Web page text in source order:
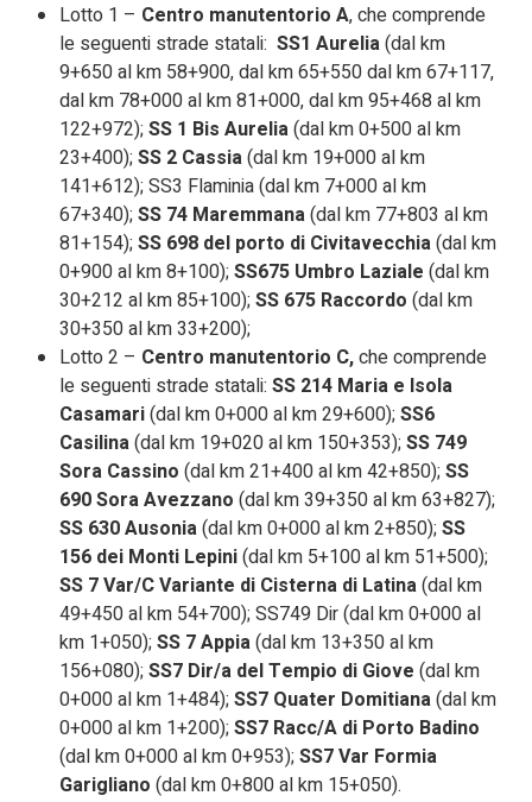
Lotto 1 – Centro manutentorio A, che comprende
le seguenti strade statali: SS1 Aurelia(dal km
9+650 al km 58+900, dal km 65+550 dal km 67+117,
dal km 78+000 al km 81+000, dal km 95+468 al km
122+972);SS 1 Bis Aurelia(dal km 0+500 al km
23+400);SS 2 Cassia(dal km 19+000 al km
141+612); SS3 Flaminia (dal km 7+000 al km
67+340);SS 74 Maremmana(dal km 77+803 al km
81+154);SS 698 del porto di Civitavecchia(dal km
0+900 al km 8+100);SS675 Umbro Laziale (dal km
30+212 al km 85+100);SS 675 Raccordo (dal km
30+350 al km 33+200);
Lotto 2 – Centro manutentorio C,che comprende
le seguenti strade statali: SS 214 Maria e Isola
Casamari(dal km 0+000 al km 29+600);SS6
Casilina(dal km 19+020 al km 150+353);SS 749
Sora Cassino (dal km 21+400 al km 42+850);SS
690 Sora Avezzano (dal km 39+350 al km 63+827);
SS 630 Ausonia(dal km 0+000 al km 2+850);SS
156 dei Monti Lepini(dal km 5+100 al km 51+500);
SS 7 Var/C Variante di Cisterna di Latina(dal km
49+450 al km 54+700); SS749 Dir (dal km 0+000 al
km 1+050);SS 7 Appia(dal km 13+350 al km
156+080);SS7 Dir/a del Tempio di Giove (dal km
0+000 al km 1+484);SS7 Quater Domitiana(dal km
0+000 al km 1+200);SS7 Racc/A di Porto Badino
(dal km 0+000 al km 0+953);SS7 Var Formia
Garigliano (dal km 0+800 al km 15+050).